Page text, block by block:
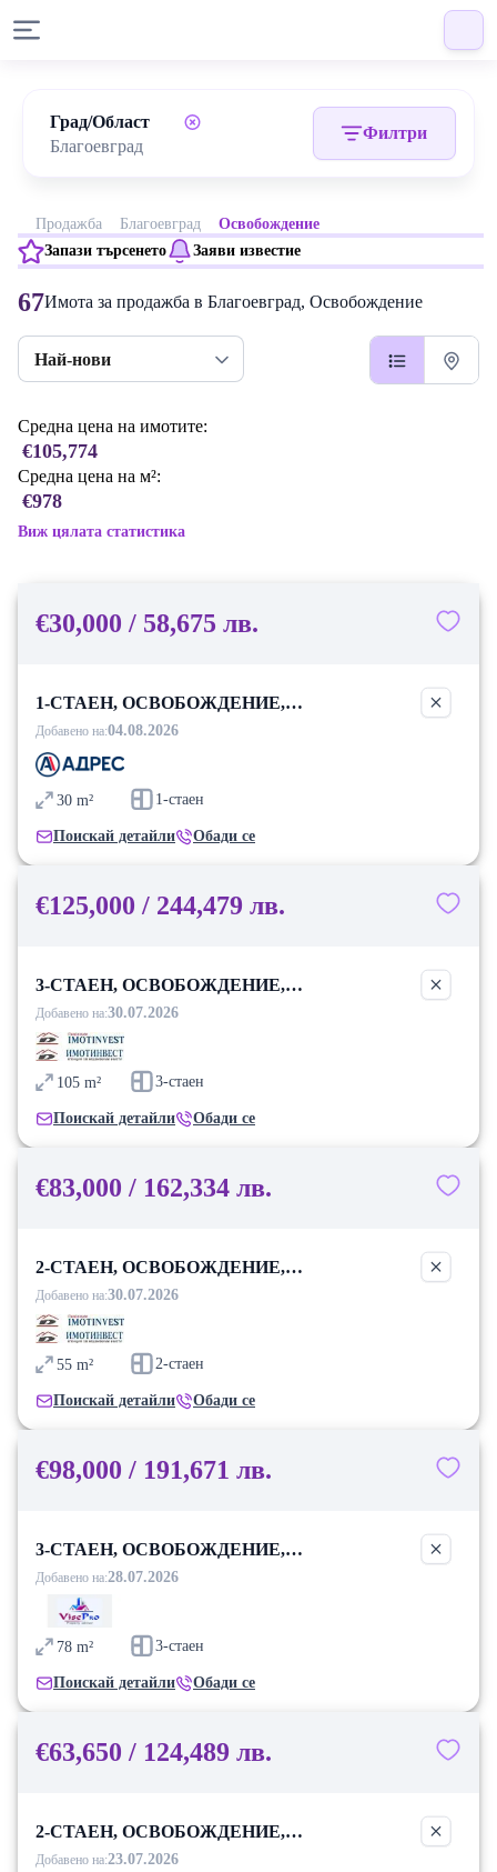
Град/Област
Филтри
Продажба Благоевград
Освобождение
Запази търсенето
Заяви известие
67Имота за продажба в Благоевград, Освобождение
Най-нови
Средна цена на имотите:
€105,774
Средна цена на м²:
€978
Виж цялата статистика
€30,000 / 58,675 лв.
1-СТАЕН, ОСВОБОЖДЕНИЕ,
БЛАГОЕВГРАД
Добавено на:04.08.2026
30 m² 1-стаен
Поискай детайли Обади се
€125,000 / 244,479 лв.
3-СТАЕН, ОСВОБОЖДЕНИЕ,
БЛАГОЕВГРАД
Добавено на:30.07.2026
105 m² 3-стаен
Поискай детайли Обади се
€83,000 / 162,334 лв.
2-СТАЕН, ОСВОБОЖДЕНИЕ,
БЛАГОЕВГРАД
Добавено на:30.07.2026
55 m² 2-стаен
Поискай детайли Обади се
€98,000 / 191,671 лв.
3-СТАЕН, ОСВОБОЖДЕНИЕ,
БЛАГОЕВГРАД
Добавено на:28.07.2026
78 m² 3-стаен
Поискай детайли Обади се
€63,650 / 124,489 лв.
2-СТАЕН, ОСВОБОЖДЕНИЕ,
БЛАГОЕВГРАД
Добавено на:23.07.2026